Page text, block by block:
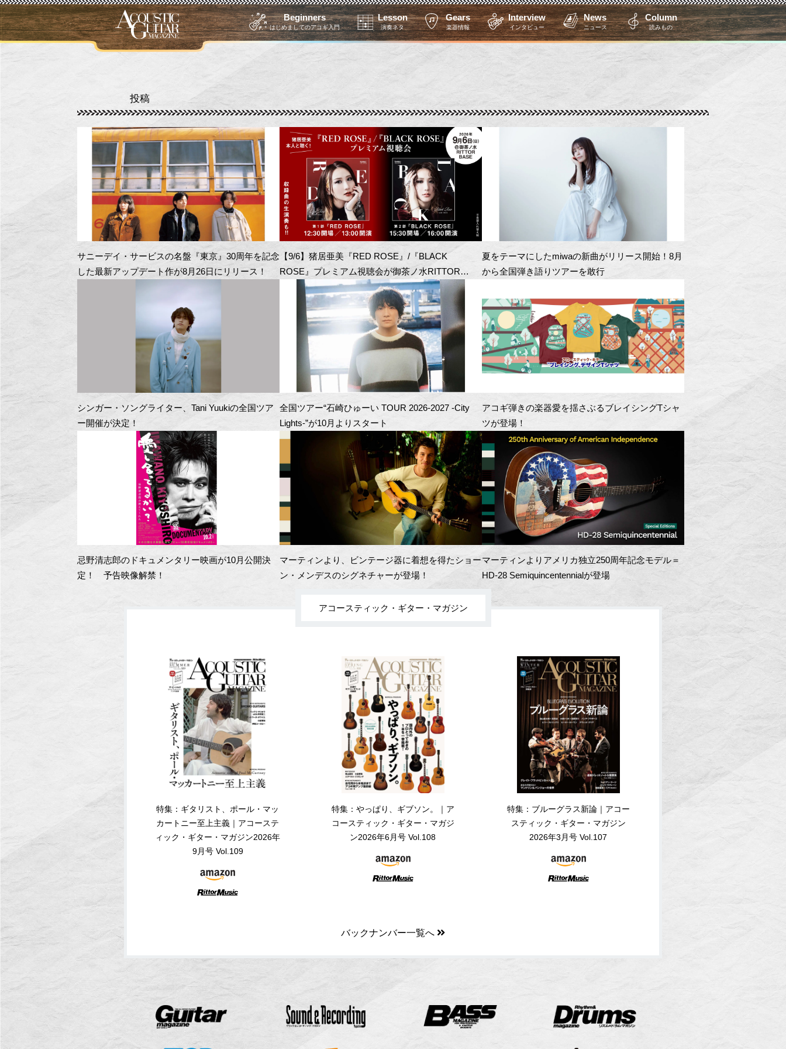
Beginners
はじめましてのアコギ入門
Lesson
演奏ネタ
Gears
楽器情報
Interview
インタビュー
News
ニュース
Column
読みもの
投稿
サニーデイ・サービスの名盤『東京』30周年を記念
した最新アップデート作が8月26日にリリース！
【9/6】猪居亜美『RED ROSE』/『BLACK
ROSE』プレミアム視聴会が御茶ノ水RITTOR
BASEにて開催！
夏をテーマにしたmiwaの新曲がリリース開始！8月
から全国弾き語りツアーを敢行
シンガー・ソングライター、Tani Yuukiの全国ツア
ー開催が決定！
全国ツアー“石崎ひゅーい TOUR 2026-2027 -City
Lights-”が10月よりスタート
アコギ弾きの楽器愛を揺さぶるブレイシングTシャ
ツが登場！
忌野清志郎のドキュメンタリー映画が10月公開決
定！ 予告映像解禁！
マーティンより、ビンテージ器に着想を得たショー
ン・メンデスのシグネチャーが登場！
マーティンよりアメリカ独立250周年記念モデル＝
HD-28 Semiquincentennialが登場
アコースティック・ギター・マガジン
特集：ギタリスト、ポール・マッ
カートニー至上主義｜アコーステ
ィック・ギター・マガジン2026年
9月号 Vol.109
特集：やっぱり、ギブソン。｜ア
コースティック・ギター・マガジ
ン2026年6月号 Vol.108
特集：ブルーグラス新論｜アコー
スティック・ギター・マガジン
2026年3月号 Vol.107
バックナンバー一覧へ